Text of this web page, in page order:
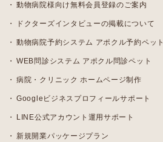
動物病院様向け無料会員登録のご案内
ドクターズインタビューの掲載について
動物病院予約システム アポクル予約ペット
WEB問診システム アポクル問診ペット
病院・クリニック ホームページ制作
Googleビジネスプロフィールサポート
LINE公式アカウント運用サポート
新規開業パッケージプラン